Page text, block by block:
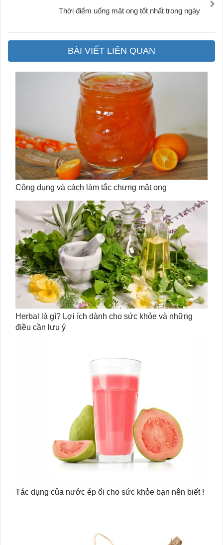
Thời điểm uống mật ong tốt nhất trong ngày
BÀI VIẾT LIÊN QUAN
Công dụng và cách làm tắc chưng mật ong
Herbal là gì? Lợi ích dành cho sức khỏe và những
điều cần lưu ý
Tác dụng của nước ép ổi cho sức khỏe bạn nên biết !